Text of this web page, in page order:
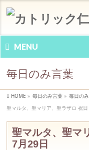
MENU
毎日のみ言葉
HOME » 毎日のみ言葉 » 毎日の
聖マルタ、聖マリア、聖ラザロ 祝
聖マルタ、聖マ
7月29日